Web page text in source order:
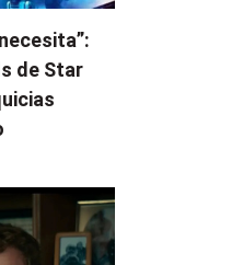
de Star